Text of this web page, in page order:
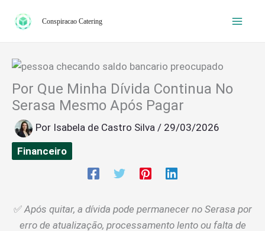
para
Conspiracao Catering
Por Que Minha Dívida Continua No
Serasa Mesmo Após Pagar
Por Isabela de Castro Silva / 29/03/2026
Financeiro
✅ Após quitar, a dívida pode permanecer no Serasa por
erro de atualização, processamento lento ou falta de